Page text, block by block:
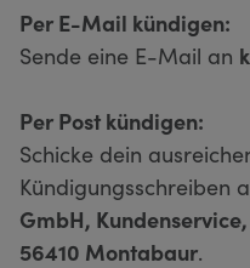
Per E-Mail kündigen:
Sende eine E-Mail an
Per Post kündigen:
Schicke dein
Kündigungsschreiben
GmbH,
56410 Montabaur.